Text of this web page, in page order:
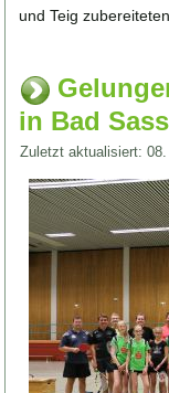
und Teig zubereiteten.
in Bad
Zuletzt aktualisiert: 08.